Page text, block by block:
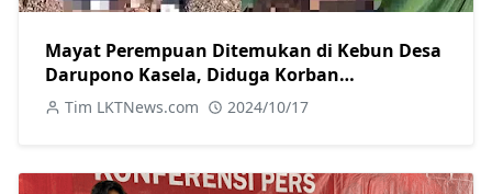
Mayat Perempuan Ditemukan di Kebun Desa
Darupono Kasela, Diduga Korban
Pembunuhan dan Pemerkosaan
Tim LKTNews.com 2024/10/17